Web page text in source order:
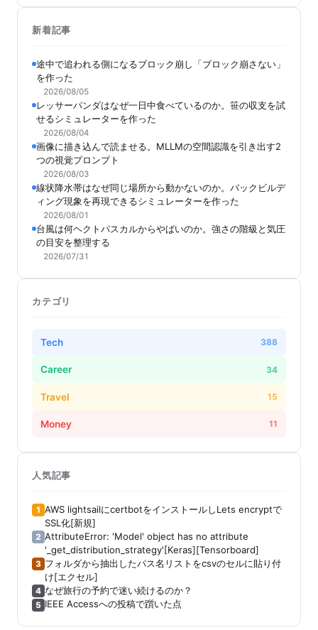
新着記事
途中で追われる側になるブロック崩し「ブロック崩さない」
を作った
2026/08/05
レッサーパンダはなぜ一日中食べているのか。笹の収支を試
せるシミュレーターを作った
2026/08/04
画像に描き込んで読ませる。MLLMの空間認識を引き出す2
つの視覚プロンプト
2026/08/03
線状降水帯はなぜ同じ場所から動かないのか。バックビルデ
ィング現象を再現できるシミュレーターを作った
2026/08/01
台風は何ヘクトパスカルからやばいのか。強さの階級と気圧
の目安を整理する
2026/07/31
カテゴリ
Tech 388
Career 34
Travel 15
Money 11
人気記事
1 AWS lightsailにcertbotをインストールしLets encryptで
SSL化[新規]
2 AttributeError: 'Model' object has no attribute
'_get_distribution_strategy'[Keras][Tensorboard]
3 フォルダから抽出したパス名リストをcsvのセルに貼り付
け[エクセル]
4 なぜ旅行の予約で迷い続けるのか？
5 IEEE Accessへの投稿で躓いた点